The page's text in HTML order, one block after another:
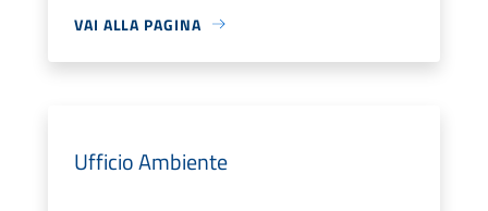
VAI ALLA PAGINA
Ufficio Ambiente